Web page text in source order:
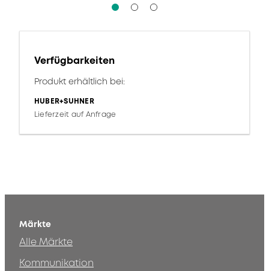
Verfügbarkeiten
Produkt erhältlich bei:
HUBER+SUHNER
Lieferzeit auf Anfrage
Märkte
Alle Märkte
Kommunikation